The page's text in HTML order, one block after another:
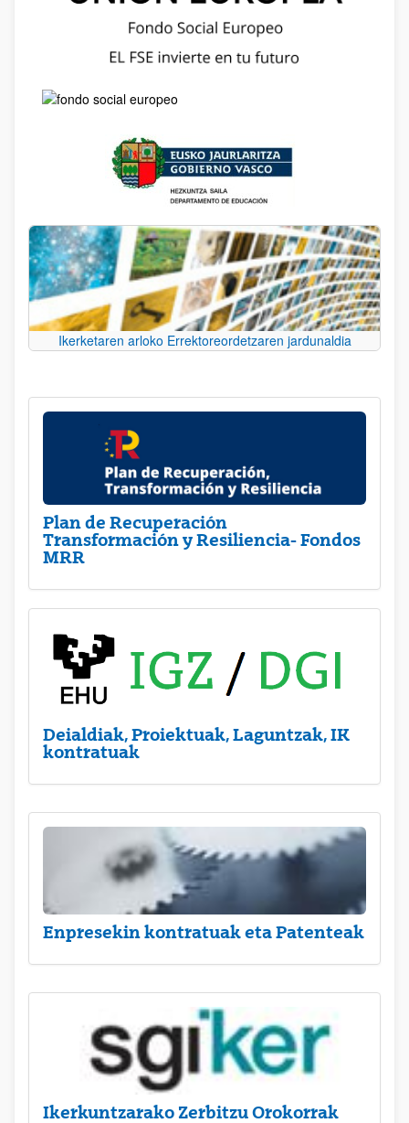
Ikerketaren arloko Errektoreordetzaren jardunaldia
Plan de Recuperación
Transformación y Resiliencia- Fondos
MRR
Deialdiak, Proiektuak, Laguntzak, IK
kontratuak
Enpresekin kontratuak eta Patenteak
Ikerkuntzarako Zerbitzu Orokorrak